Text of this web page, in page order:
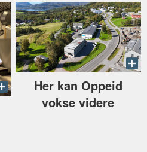
Her kan Oppeid
vokse videre